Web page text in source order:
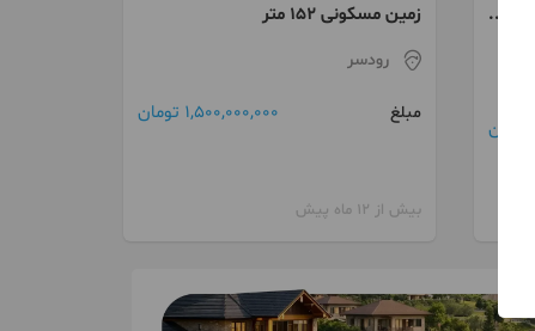
زمین مسکونی ۱۵۲ متر
رودسر
مبلغ 1,500,000,000 تومان
بیش از 12 ماه پیش